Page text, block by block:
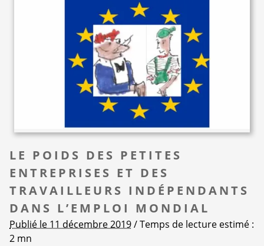
LE POIDS DES PETITES
ENTREPRISES ET DES
TRAVAILLEURS INDÉPENDANTS
DANS L’EMPLOI MONDIAL
Publié le 11 décembre 2019/ Temps de lecture estimé :
2 mn